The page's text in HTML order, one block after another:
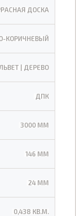
ДОСКА
КОРИЧНЕВЫЙ
| ДЕРЕВО
ДПК
3000 ММ
146 ММ
24 ММ
0,438 КВ.М.